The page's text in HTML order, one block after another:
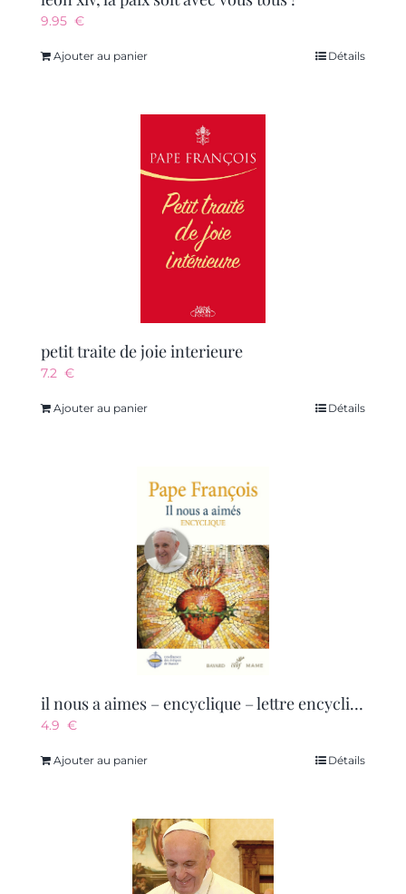
9.95 €
Ajouter au panier Détails
petit traite de joie interieure
7.2 €
Ajouter au panier Détails
il nous a aimes – encyclique – lettre encyclique sur l’amour humain et divin du coeur de jesus-chris
4.9 €
Ajouter au panier Détails